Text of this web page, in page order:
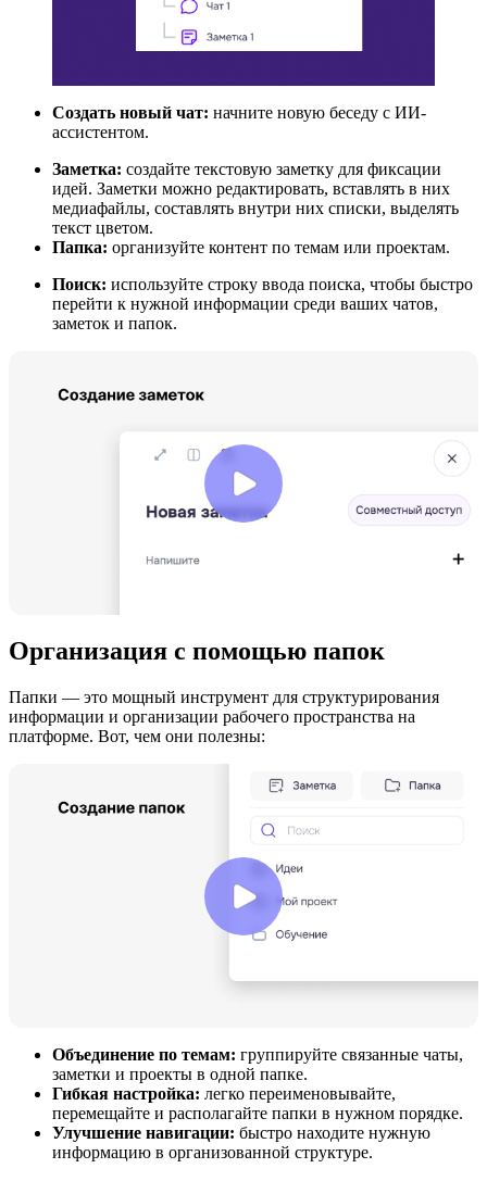
Создать новый чат: начните новую беседу с ИИ-
ассистентом.
Заметка: создайте текстовую заметку для фиксации
идей. Заметки можно редактировать, вставлять в них
медиафайлы, составлять внутри них списки, выделять
текст цветом.
Папка: организуйте контент по темам или проектам.
Поиск: используйте строку ввода поиска, чтобы быстро
перейти к нужной информации среди ваших чатов,
заметок и папок.
Организация с помощью папок
Папки — это мощный инструмент для структурирования
информации и организации рабочего пространства на
платформе. Вот, чем они полезны:
Объединение по темам: группируйте связанные чаты,
заметки и проекты в одной папке.
Гибкая настройка: легко переименовывайте,
перемещайте и располагайте папки в нужном порядке.
Улучшение навигации: быстро находите нужную
информацию в организованной структуре.